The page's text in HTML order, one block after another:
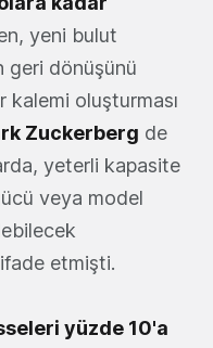
yeni bulut
geri dönüşünü
kalemi oluşturması
Zuckerberg de
yeterli kapasite
veya model
etmişti.
yüzde 10'a